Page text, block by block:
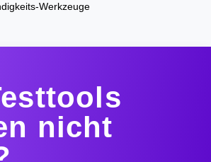
Werkzeuge
nicht